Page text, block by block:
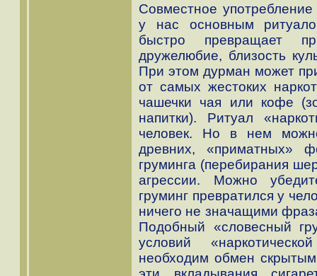
Совместное
у нас основным
быстро превращает
дружелюбие, близость
При этом дурман может
от самых жестоких
чашечки чая или кофе
напитки). Ритуал
человек. Но в нем
древних, «приматных»
груминга (перебирания
агрессии. Можно
груминг превратился у
ничего не значащими
Подобный «словесный
условий
необходим обмен